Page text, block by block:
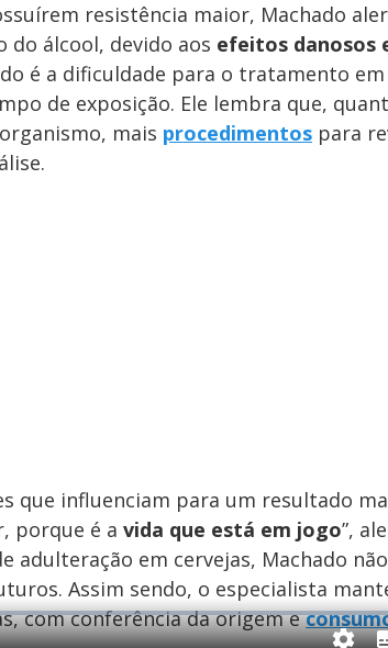
resistência maior, Machado
do álcool, devido aos efeitos danosos
é a dificuldade para o tratamento
de exposição. Ele lembra que,
mais procedimentos para
que influenciam para um resultado
porque é a vida que está em jogo”,
adulteração em cervejas, Machado
Assim sendo, o especialista
com conferência da origem e